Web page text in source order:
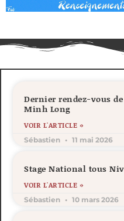
Dernier rendez-vous
Minh Long
VOIR L'ARTICLE »
Sébastien 11 mai 2026
Stage National tous
VOIR L'ARTICLE »
Sébastien 10 mars 2026